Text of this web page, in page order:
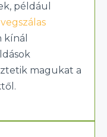
például
magukat a